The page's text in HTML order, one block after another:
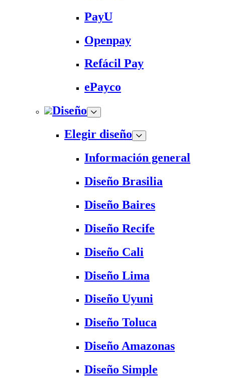
PayU
Openpay
Refácil Pay
ePayco
Diseño
Elegir diseño
Información general
Diseño Brasilia
Diseño Baires
Diseño Recife
Diseño Cali
Diseño Lima
Diseño Uyuni
Diseño Toluca
Diseño Amazonas
Diseño Simple